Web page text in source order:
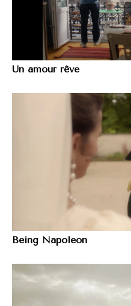
Un amour rêvé
Being Napoleon